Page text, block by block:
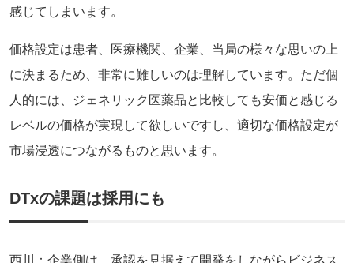
感じてしまいます。
価格設定は患者、医療機関、企業、当局の様々な思いの上
に決まるため、非常に難しいのは理解しています。ただ個
人的には、ジェネリック医薬品と比較しても安価と感じる
レベルの価格が実現して欲しいですし、適切な価格設定が
市場浸透につながるものと思います。
DTxの課題は採用にも
西川：企業側は、承認を見据えて開発をしながらビジネス